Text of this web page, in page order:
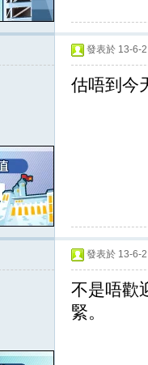
發表於 13-6-
估唔到今
發表於 13-6-
不是唔歡
緊。